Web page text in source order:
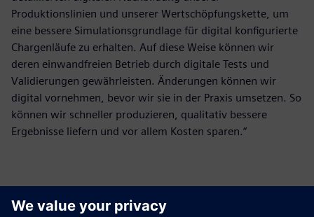
Produktionslinien und unserer Wertschöpfungskette, um
eine bessere Simulationsgrundlage für digital konfigurierte
Chargenläufe zu erhalten. Auf diese Weise können wir
deren einwandfreien Betrieb durch digitale Tests und
Validierungen gewährleisten. Änderungen können wir
digital vornehmen, bevor wir sie in der Praxis umsetzen. So
können wir schneller produzieren, qualitativ bessere
Ergebnisse liefern und vor allem Kosten sparen.“